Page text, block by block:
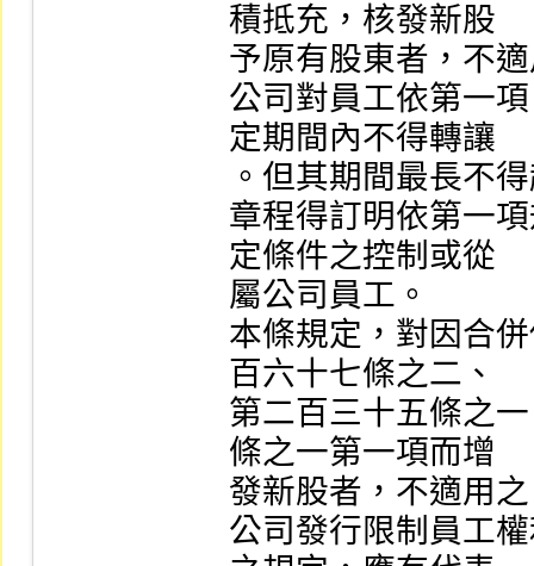
積抵充，核發新股
予原有股東者，不
公司對員工依第一
定期間內不得轉讓
。但其期間最長不
章程得訂明依第一
定條件之控制或從
屬公司員工。
本條規定，對因合
百六十七條之二、
第二百三十五條之
條之一第一項而增
發新股者，不適用
公司發行限制員工